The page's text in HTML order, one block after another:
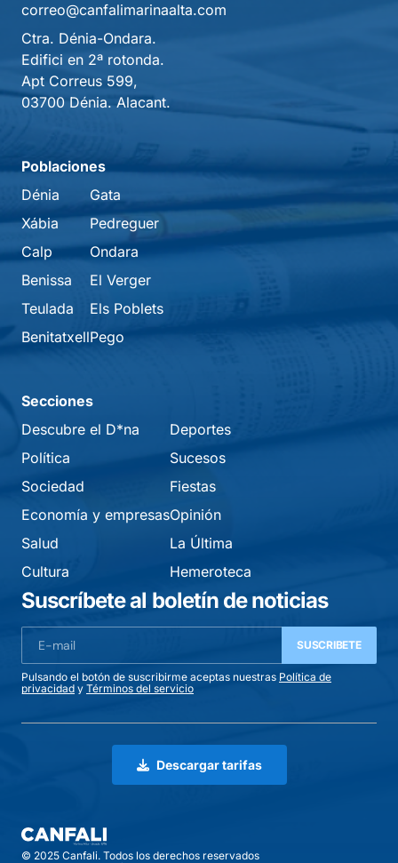
correo@canfalimarinaalta.com
Ctra. Dénia-Ondara.
Edifici en 2ª rotonda.
Apt Correus 599,
03700 Dénia. Alacant.
Poblaciones
Dénia
Xábia
Calp
Benissa
Teulada
Benitatxell
Gata
Pedreguer
Ondara
El Verger
Els Poblets
Pego
Secciones
Descubre el D*na
Política
Sociedad
Economía y empresas
Salud
Cultura
Deportes
Sucesos
Fiestas
Opinión
La Última
Hemeroteca
Suscríbete al boletín de noticias
SUSCRIBETE
Pulsando el botón de suscribirme aceptas nuestras Política de
privacidad y Términos del servicio
Descargar tarifas
© 2025 Canfali. Todos los derechos reservados